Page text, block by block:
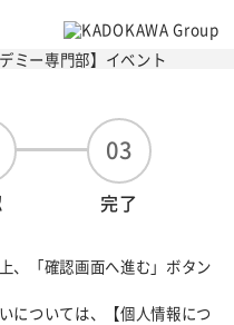
03
完了
、「確認画面へ進む」ボタン
については、【個人情報につ